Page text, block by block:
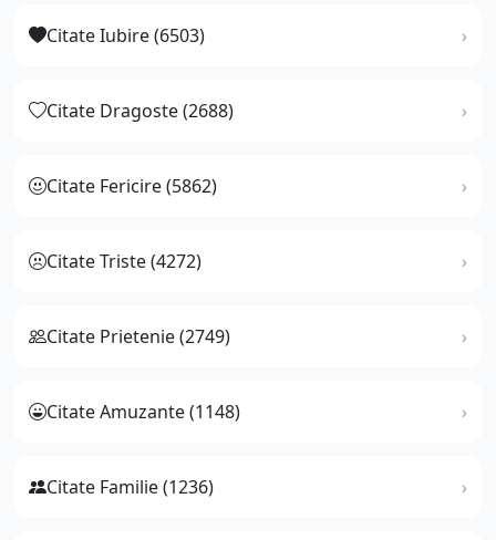
Citate Iubire (6503)
Citate Dragoste (2688)
Citate Fericire (5862)
Citate Triste (4272)
Citate Prietenie (2749)
Citate Amuzante (1148)
Citate Familie (1236)